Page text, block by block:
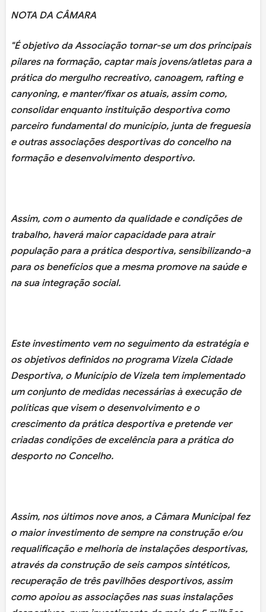
NOTA DA CÂMARA
"É objetivo da Associação tornar-se um dos principais
pilares na formação, captar mais jovens/atletas para a
prática do mergulho recreativo, canoagem, rafting e
canyoning, e manter/fixar os atuais, assim como,
consolidar enquanto instituição desportiva como
parceiro fundamental do município, junta de freguesia
e outras associações desportivas do concelho na
formação e desenvolvimento desportivo.
Assim, com o aumento da qualidade e condições de
trabalho, haverá maior capacidade para atrair
população para a prática desportiva, sensibilizando-a
para os benefícios que a mesma promove na saúde e
na sua integração social.
Este investimento vem no seguimento da estratégia e
os objetivos definidos no programa Vizela Cidade
Desportiva, o Município de Vizela tem implementado
um conjunto de medidas necessárias à execução de
políticas que visem o desenvolvimento e o
crescimento da prática desportiva e pretende ver
criadas condições de excelência para a prática do
desporto no Concelho.
Assim, nos últimos nove anos, a Câmara Municipal fez
o maior investimento de sempre na construção e/ou
requalificação e melhoria de instalações desportivas,
através da construção de seis campos sintéticos,
recuperação de três pavilhões desportivos, assim
como apoiou as associações nas suas instalações